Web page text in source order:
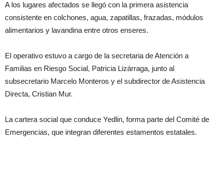
A los lugares afectados se llegó con la primera asistencia
consistente en colchones, agua, zapatillas, frazadas, módulos
alimentarios y lavandina entre otros enseres.
El operativo estuvo a cargo de la secretaria de Atención a
Familias en Riesgo Social, Patricia Lizárraga, junto al
subsecretario Marcelo Monteros y el subdirector de Asistencia
Directa, Cristian Mur.
La cartera social que conduce Yedlin, forma parte del Comité de
Emergencias, que integran diferentes estamentos estatales.